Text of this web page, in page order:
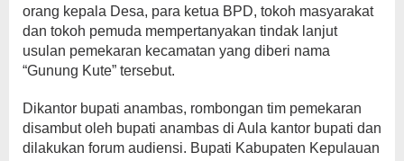
orang kepala Desa, para ketua BPD, tokoh masyarakat
dan tokoh pemuda mempertanyakan tindak lanjut
usulan pemekaran kecamatan yang diberi nama
“Gunung Kute” tersebut.
Dikantor bupati anambas, rombongan tim pemekaran
disambut oleh bupati anambas di Aula kantor bupati dan
dilakukan forum audiensi. Bupati Kabupaten Kepulauan